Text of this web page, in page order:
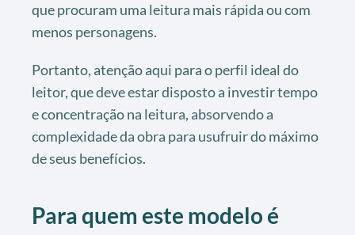
que procuram uma leitura mais rápida ou com
menos personagens.
Portanto, atenção aqui para o perfil ideal do
leitor, que deve estar disposto a investir tempo
e concentração na leitura, absorvendo a
complexidade da obra para usufruir do máximo
de seus benefícios.
Para quem este modelo é